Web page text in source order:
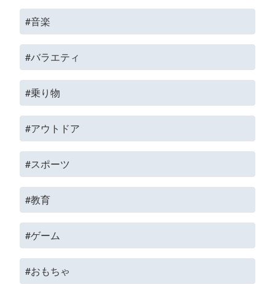
#音楽
#バラエティ
#乗り物
#アウトドア
#スポーツ
#教育
#ゲーム
#おもちゃ